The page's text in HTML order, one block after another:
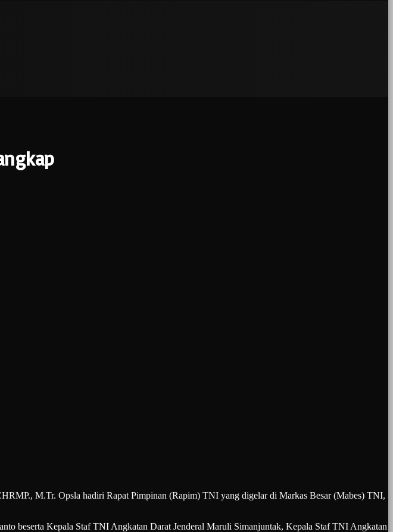
M.Tr. Opsla hadiri Rapat Pimpinan (Rapim) TNI yang digelar di Markas Besar (Mabes) TNI,
beserta Kepala Staf TNI Angkatan Darat Jenderal Maruli Simanjuntak, Kepala Staf TNI Angkatan